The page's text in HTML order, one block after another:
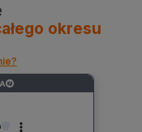
okresu
?